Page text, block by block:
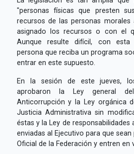
"personas físicas que presten
recursos de las personas
asignado los recursos o con el
Aunque resulte difícil, con esta
persona que reciba un programa
entrar en este supuesto.
En la sesión de este jueves,
aprobaron la Ley general
Anticorrupción y la Ley orgánica
Justicia Administrativa sin
éstas y la Ley de responsabilidades
enviadas al Ejecutivo para que
Oficial de la Federación y entren en